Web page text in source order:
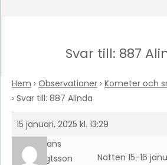
Svar till: 887
Hem › Observationer › Kometer och
› Svar till: 887 Alinda
15 januari, 2025 kl. 13:29
Hans
Bengtsson
Natten 15-16